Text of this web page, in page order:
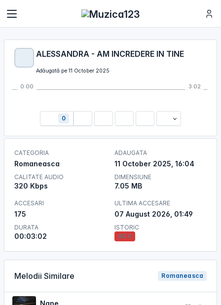
ALESSANDRA - AM INCREDERE IN TINE
Adăugată pe 11 October 2025
0:00 3:02
0
CATEGORIA
Romaneasca
CALITATE AUDIO
320 Kbps
ADAUGATA
11 October 2025, 16:04
DIMENSIUNE
7.05 MB
ACCESARI
175
DURATA
00:03:02
ULTIMA ACCESARE
07 August 2026, 01:49
ISTORIC
ADV
Melodii Similare Romaneasca
Nane